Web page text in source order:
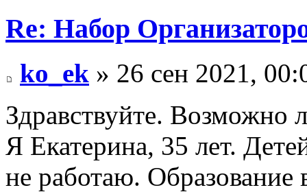
Re: Набор
ko_ek » 26 сен 2021,
Здравствуйте. Возможно
Я Екатерина, 35 лет.
не работаю. Образование